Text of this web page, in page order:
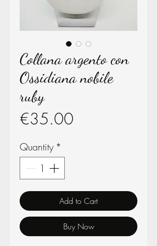
Collana argento con
Ossidiana nobile
ruby
€35.00
Quantity *
Add to Cart
Buy Now